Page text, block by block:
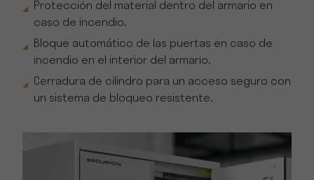
Protección del material dentro del armario en
caso de incendio.
Bloque automático de las puertas en caso de
incendio en el interior del armario.
Cerradura de cilindro para un acceso seguro con
un sistema de bloqueo resistente.